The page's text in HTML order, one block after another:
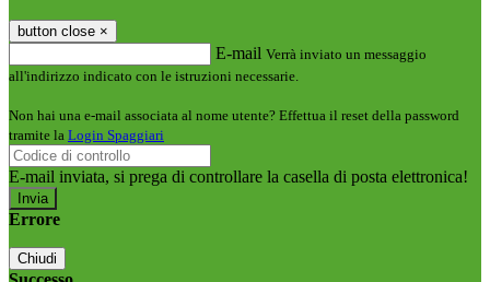
button close ×
E-mail Verrà inviato un messaggio
all'indirizzo indicato con le istruzioni necessarie.
Non hai una e-mail associata al nome utente? Effettua il reset della password
tramite la Login Spaggiari
E-mail inviata, si prega di controllare la casella di posta elettronica!
Errore
Chiudi